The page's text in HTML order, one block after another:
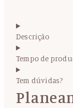
Descrição
Tempo de
Tem dúvidas?